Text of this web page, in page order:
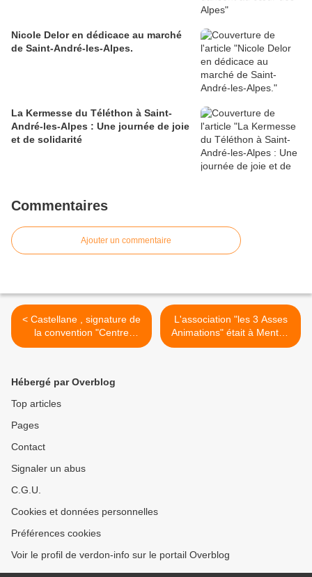
Nicole Delor en dédicace au marché
de Saint-André-les-Alpes.
La Kermesse du Téléthon à Saint-
André-les-Alpes : Une journée de joie
et de solidarité
Commentaires
Ajouter un commentaire
< Castellane , signature de
la convention "Centre
Bourg" Février 2015
L'association "les 3 Asses
Animations" était à Menton
>
Hébergé par Overblog
Top articles
Pages
Contact
Signaler un abus
C.G.U.
Cookies et données personnelles
Préférences cookies
Voir le profil de verdon-info sur le portail Overblog